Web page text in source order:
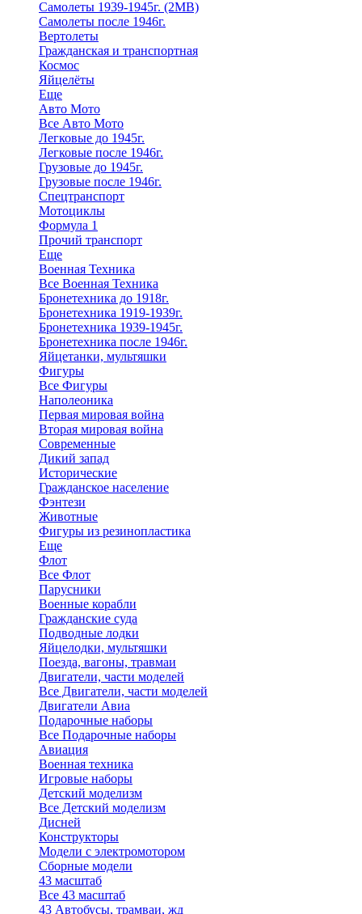
Самолеты 1939-1945г. (2МВ)
Самолеты после 1946г.
Вертолеты
Гражданская и транспортная
Космос
Яйцелёты
Еще
Авто Мото
Все Авто Мото
Легковые до 1945г.
Легковые после 1946г.
Грузовые до 1945г.
Грузовые после 1946г.
Спецтранспорт
Мотоциклы
Формула 1
Прочий транспорт
Еще
Военная Техника
Все Военная Техника
Бронетехника до 1918г.
Бронетехника 1919-1939г.
Бронетехника 1939-1945г.
Бронетехника после 1946г.
Яйцетанки, мультяшки
Фигуры
Все Фигуры
Наполеоника
Первая мировая война
Вторая мировая война
Современные
Дикий запад
Исторические
Гражданское население
Фэнтези
Животные
Фигуры из резинопластика
Еще
Флот
Все Флот
Парусники
Военные корабли
Гражданские суда
Подводные лодки
Яйцелодки, мультяшки
Поезда, вагоны, травмаи
Двигатели, части моделей
Все Двигатели, части моделей
Двигатели Авиа
Подарочные наборы
Все Подарочные наборы
Авиация
Военная техника
Игровые наборы
Детский моделизм
Все Детский моделизм
Дисней
Конструкторы
Модели с электромотором
Сборные модели
43 масштаб
Все 43 масштаб
43 Автобусы, трамваи, жд